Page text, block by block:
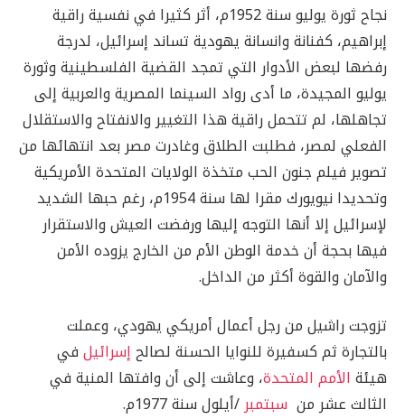
نجاح ثورة يوليو سنة 1952م، أثر كثيرا في نفسية راقية
إبراهيم، كفنانة وانسانة يهودية تساند إسرائيل، لدرجة
رفضها لبعض الأدوار التي تمجد القضية الفلسطينية وثورة
يوليو المجيدة، ما أدى رواد السينما المصرية والعربية إلى
تجاهلها، لم تتحمل راقية هذا التغيير والانفتاح والاستقلال
الفعلي لمصر، فطلبت الطلاق وغادرت مصر بعد انتهائها من
تصوير فيلم جنون الحب متخذة الولايات المتحدة الأمريكية
وتحديدا نيويورك مقرا لها سنة 1954م، رغم حبها الشديد
لإسرائيل إلا أنها التوجه إليها ورفضت العيش والاستقرار
فيها بحجة أن خدمة الوطن الأم من الخارج يزوده الأمن
والآمان والقوة أكثر من الداخل.
تزوجت راشيل من رجل أعمال أمريكي يهودي، وعملت
بالتجارة ثم كسفيرة للنوايا الحسنة لصالحإسرائيلفي
هيئةالأمم المتحدة، وعاشت إلى أن وافتها المنية في
الثالث عشر من سبتمبر/أيلول سنة 1977م.